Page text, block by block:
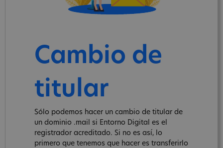
Cambio de
titular
Sólo podemos hacer un cambio de titular de
un dominio .mail si Entorno Digital es el
registrador acreditado. Si no es así, lo
primero que tenemos que hacer es transferirlo